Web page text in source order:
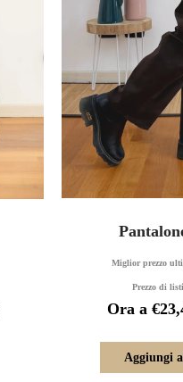
Miglior prezzo
Prezzo di
Ora a €
Aggiungi